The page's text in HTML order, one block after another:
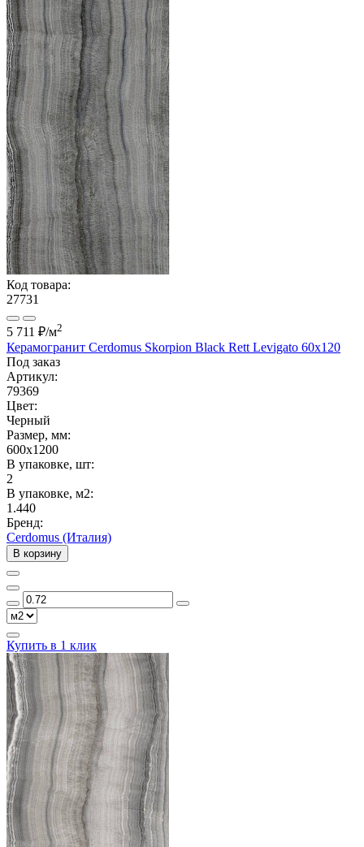
Код товара:
27731
5 711 ₽/м2
Керамогранит Cerdomus Skorpion Black Rett Levigato 60x120
Под заказ
Артикул:
79369
Цвет:
Черный
Размер, мм:
600x1200
В упаковке, шт:
2
В упаковке, м2:
1.440
Бренд:
Cerdomus (Италия)
В корзину
Купить в 1 клик